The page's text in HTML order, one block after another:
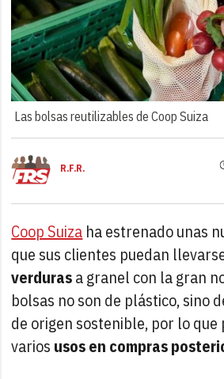
Las bolsas reutilizables de Coop Suiza
R.F.R.
Coop Suiza ha estrenado unas
que sus clientes puedan
verdurasa granel con la gran
bolsas no son de plástico, sino
de origen sostenible, por lo que
varios usos en compras